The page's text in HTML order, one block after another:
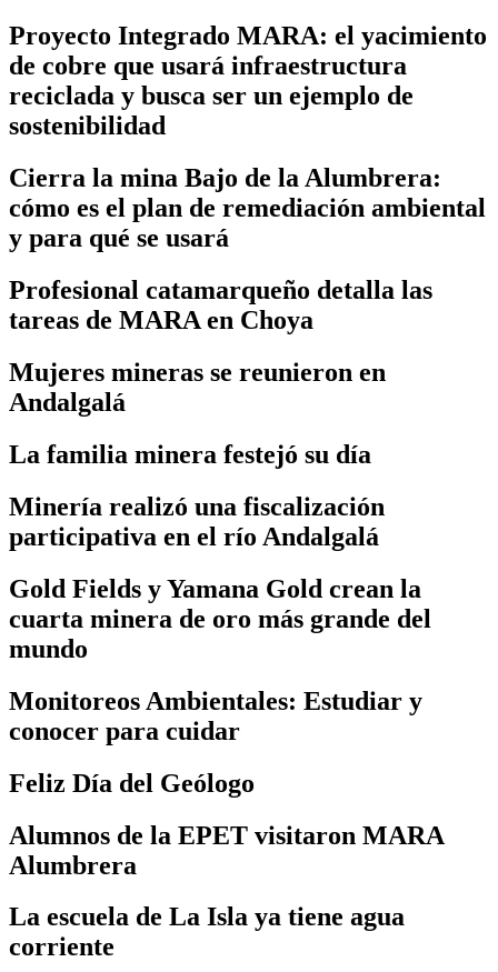
Proyecto Integrado MARA: el yacimiento
de cobre que usará infraestructura
reciclada y busca ser un ejemplo de
sostenibilidad
Cierra la mina Bajo de la Alumbrera:
cómo es el plan de remediación ambiental
y para qué se usará
Profesional catamarqueño detalla las
tareas de MARA en Choya
Mujeres mineras se reunieron en
Andalgalá
La familia minera festejó su día
Minería realizó una fiscalización
participativa en el río Andalgalá
Gold Fields y Yamana Gold crean la
cuarta minera de oro más grande del
mundo
Monitoreos Ambientales: Estudiar y
conocer para cuidar
Feliz Día del Geólogo
Alumnos de la EPET visitaron MARA
Alumbrera
La escuela de La Isla ya tiene agua
corriente